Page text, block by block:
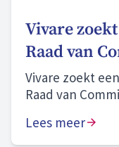
Vivare
Raad van
Vivare zoekt
Raad van
Lees meer